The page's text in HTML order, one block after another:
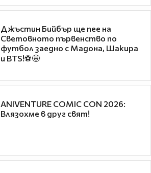
Джъстин Бийбър ще пее на
Световното първенство по
футбол заедно с Мадона, Шакира
и BTS!⚽🤩
ANIVENTURE COMIC CON 2026:
Влязохме в друг свят!